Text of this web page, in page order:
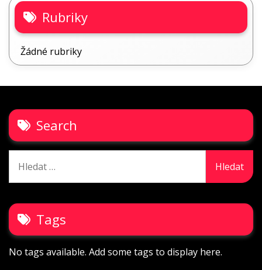
Rubriky
Žádné rubriky
Search
Tags
No tags available. Add some tags to display here.